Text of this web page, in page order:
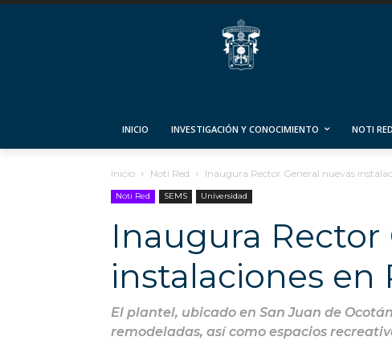
INICIO INVESTIGACIÓN Y CONOCIMIENTO NOTI RED
Inicio Noti Red Inaugura Rector General nuevas
Noti Red SEMS Universidad
Inaugura Rector
instalaciones en
El plantel, ubicado en San Juan de
remodeladas, así como espacios